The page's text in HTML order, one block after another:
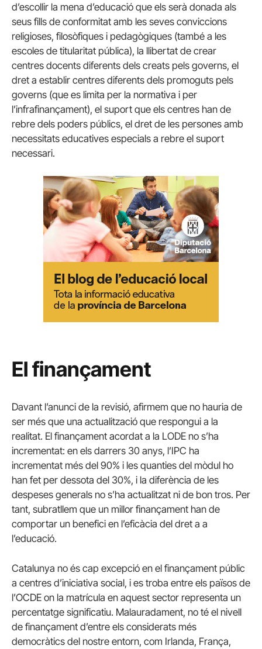
d’escollir la mena d’educació que els serà donada als
seus fills de conformitat amb les seves conviccions
religioses, filosòfiques i pedagògiques (també a les
escoles de titularitat pública), la llibertat de crear
centres docents diferents dels creats pels governs, el
dret a establir centres diferents dels promoguts pels
governs (que es limita per la normativa i per
l’infrafinançament), el suport que els centres han de
rebre dels poders públics, el dret de les persones amb
necessitats educatives especials a rebre el suport
necessari.
El finançament
Davant l’anunci de la revisió, afirmem que no hauria de
ser més que una actualització que respongui a la
realitat. El finançament acordat a la LODE no s’ha
incrementat: en els darrers 30 anys, l’IPC ha
incrementat més del 90% i les quanties del mòdul ho
han fet per dessota del 30%, i la diferència de les
despeses generals no s’ha actualitzat ni de bon tros. Per
tant, subratllem que un millor finançament han de
comportar un benefici en l’eficàcia del dret a a
l’educació.
Catalunya no és cap excepció en el finançament públic
a centres d’iniciativa social, i es troba entre els països de
l’OCDE on la matrícula en aquest sector representa un
percentatge significatiu. Malauradament, no té el nivell
de finançament d’entre els considerats més
democràtics del nostre entorn, com Irlanda, França,